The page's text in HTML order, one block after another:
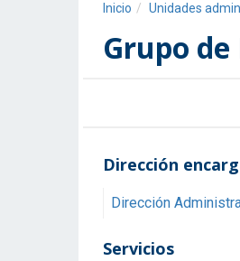
Inicio Unidades
Grupo
Dirección
Dirección
Servicios